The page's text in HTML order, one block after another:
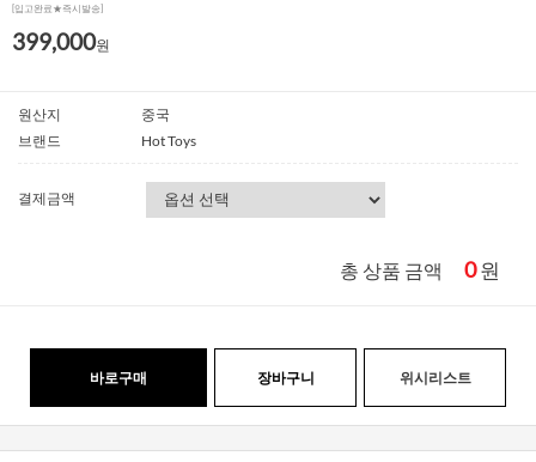
[입고완료★즉시발송]
399,000원
원산지
중국
브랜드
Hot Toys
결제금액
총 상품 금액 0원
바로구매 장바구니 위시리스트